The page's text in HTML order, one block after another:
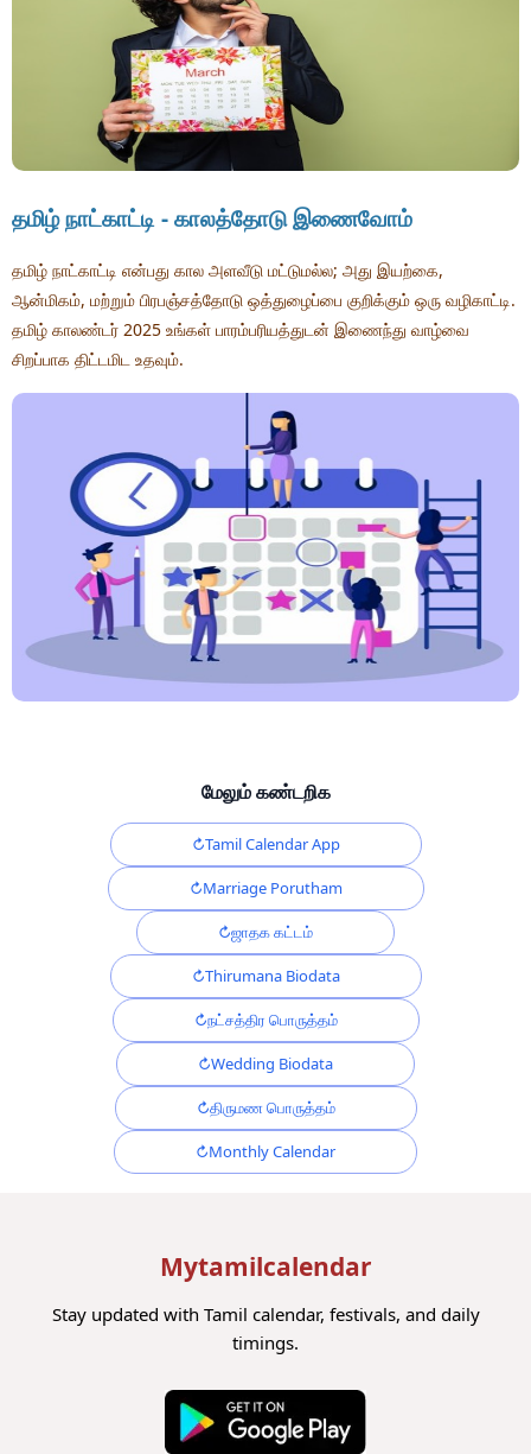
தமிழ் நாட்காட்டி - காலத்தோடு இணைவோம்
தமிழ் நாட்காட்டி என்பது கால அளவீடு மட்டுமல்ல; அது இயற்கை,
ஆன்மிகம், மற்றும் பிரபஞ்சத்தோடு ஒத்துழைப்பை குறிக்கும் ஒரு வழிகாட்டி.
தமிழ் காலண்டர் 2025 உங்கள் பாரம்பரியத்துடன் இணைந்து வாழ்வை
சிறப்பாக திட்டமிட உதவும்.
மேலும் கண்டறிக
Tamil Calendar App
Marriage Porutham
ஜாதக கட்டம்
Thirumana Biodata
நட்சத்திர பொருத்தம்
Wedding Biodata
திருமண பொருத்தம்
Monthly Calendar
Mytamilcalendar
Stay updated with Tamil calendar, festivals, and daily
timings.